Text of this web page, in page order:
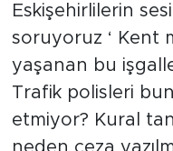
Eskişehirlilerin
soruyoruz ‘ Kent
yaşanan bu
Trafik polisleri
etmiyor? Kural
neden ceza